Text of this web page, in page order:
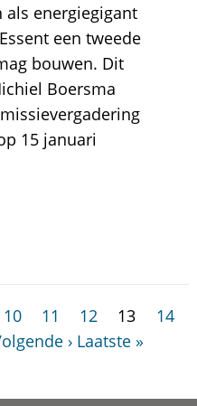
als energiegigant
een tweede
bouwen. Dit
Boersma
15 januari
10 11 12 13
14
› Laatste »